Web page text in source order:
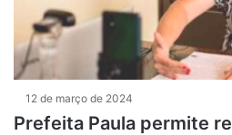
12 de março de 2024
Prefeita Paula permite